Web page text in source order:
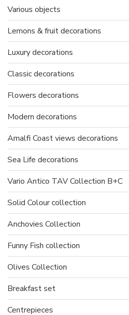
Various objects
Lemons & fruit decorations
Luxury decorations
Classic decorations
Flowers decorations
Modern decorations
Amalfi Coast views decorations
Sea Life decorations
Vario Antico TAV Collection B+C
Solid Colour collection
Anchovies Collection
Funny Fish collection
Olives Collection
Breakfast set
Centrepieces